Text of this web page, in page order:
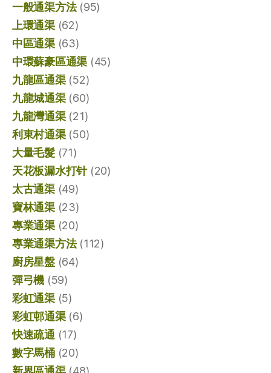
一般通渠方法(95)
上環通渠(62)
中區通渠(63)
中環蘇豪區通渠 (45)
九龍區通渠(52)
九龍城通渠(60)
九龍灣通渠(21)
利東村通渠(50)
大量毛髮(71)
天花板漏水打针(20)
太古通渠(49)
寶林通渠(23)
專業通渠(20)
專業通渠方法(112)
廚房星盤(64)
彈弓機 (59)
彩虹通渠(5)
彩虹邨通渠(6)
快速疏通 (17)
數字馬桶(20)